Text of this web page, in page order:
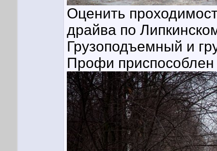
Оценить
драйва по
Грузоподъемный и
Профи приспособлен